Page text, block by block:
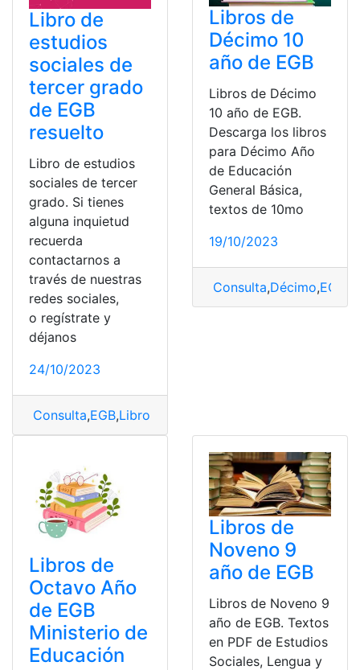
Libro de
estudios
sociales de
tercer grado
de EGB
resuelto
Libro de estudios
sociales de tercer
grado. Si tienes
alguna inquietud
recuerda
contactarnos a
través de nuestras
redes sociales,
o regístrate y
déjanos
24/10/2023
Consulta,EGB,Libro
Libros de
Décimo 10
año de EGB
Libros de Décimo
10 año de EGB.
Descarga los libros
para Décimo Año
de Educación
General Básica,
textos de 10mo
19/10/2023
Consulta,Décimo,EGB
Libros de
Octavo Año
de EGB
Ministerio de
Educación
Libros de
Noveno 9
año de EGB
Libros de Noveno 9
año de EGB. Textos
en PDF de Estudios
Sociales, Lengua y